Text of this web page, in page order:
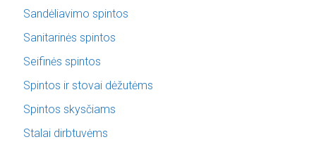
Sandėliavimo spintos
Sanitarinės spintos
Seifinės spintos
Spintos ir stovai dėžutėms
Spintos skysčiams
Stalai dirbtuvėms